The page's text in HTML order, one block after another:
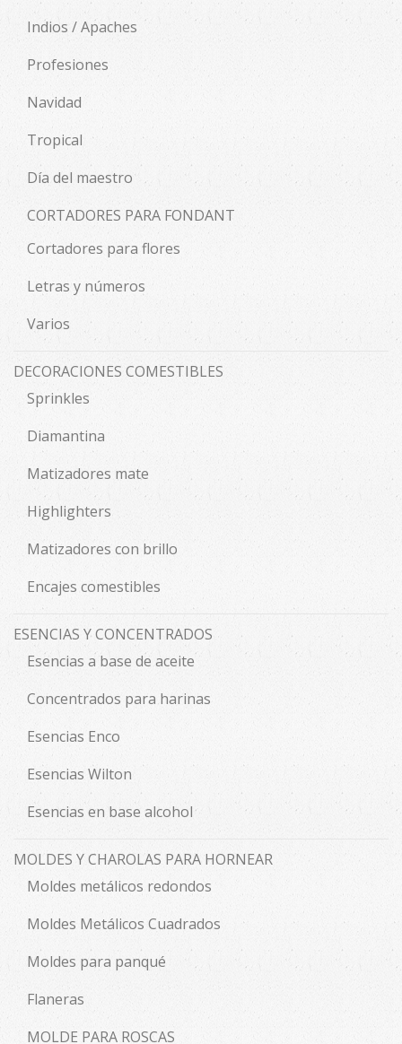
Indios / Apaches
Profesiones
Navidad
Tropical
Día del maestro
CORTADORES PARA FONDANT
Cortadores para flores
Letras y números
Varios
DECORACIONES COMESTIBLES
Sprinkles
Diamantina
Matizadores mate
Highlighters
Matizadores con brillo
Encajes comestibles
ESENCIAS Y CONCENTRADOS
Esencias a base de aceite
Concentrados para harinas
Esencias Enco
Esencias Wilton
Esencias en base alcohol
MOLDES Y CHAROLAS PARA HORNEAR
Moldes metálicos redondos
Moldes Metálicos Cuadrados
Moldes para panqué
Flaneras
MOLDE PARA ROSCAS